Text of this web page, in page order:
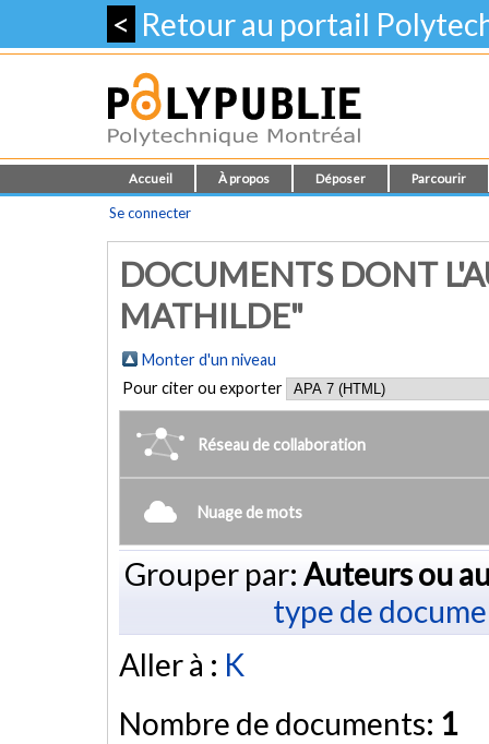
< Retour au portail
Accueil À propos Déposer Parcourir
Se connecter
DOCUMENTS DONT
MATHILDE"
Monter d'un niveau
Pour citer ou exporter
Réseau de collaboration
Nuage de mots
Grouper par: Auteurs ou
type de
Aller à : K
Nombre de documents: 1